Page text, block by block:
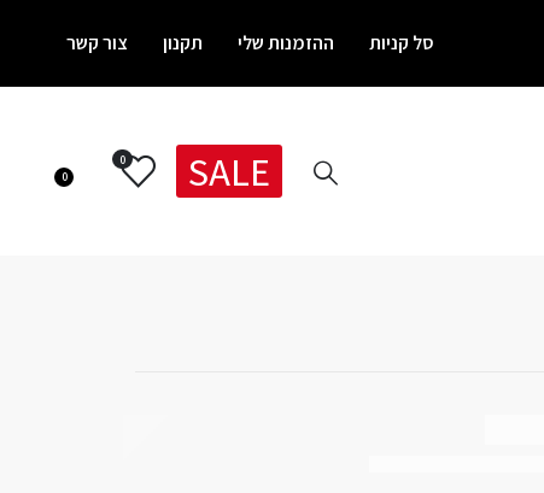
סל קניות ההזמנות שלי תקנון צור קשר
SALE
0
0